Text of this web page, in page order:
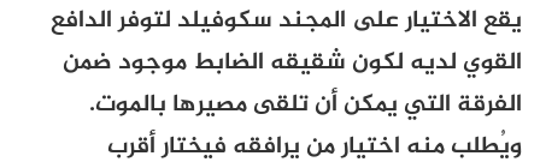
يقع الاختيار على المجند سكوفيلد لتوفر الدافع
القوي لديه لكون شقيقه الضابط موجود ضمن
الفرقة التي يمكن أن تلقى مصيرها بالموت.
ويُطلب منه اختيار من يرافقه فيختار أقرب